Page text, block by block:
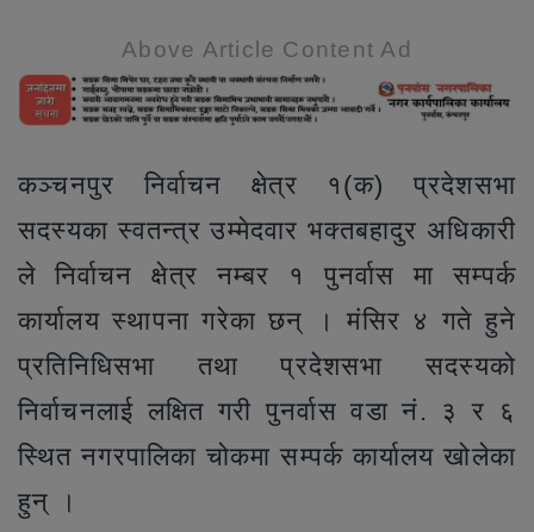
Above Article Content Ad
कञ्चनपुर निर्वाचन क्षेत्र १(क) प्रदेशसभा
सदस्यका स्वतन्त्र उम्मेदवार भक्तबहादुर अधिकारी
ले निर्वाचन क्षेत्र नम्बर १ पुनर्वास मा सम्पर्क
कार्यालय स्थापना गरेका छन् । मंसिर ४ गते हुने
प्रतिनिधिसभा तथा प्रदेशसभा सदस्यको
निर्वाचनलाई लक्षित गरी पुनर्वास वडा नं. ३ र ६
स्थित नगरपालिका चोकमा सम्पर्क कार्यालय खोलेका
हुन् ।